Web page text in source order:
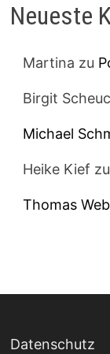
Neueste
Martina zu
Birgit
Michael
Heike Kief zu
Thomas
Datenschutz